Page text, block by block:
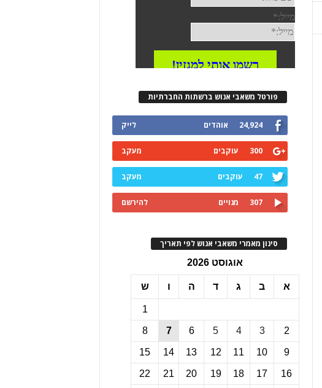
פורטל משאבי אנוש ברשתות החברתיות
24,924 אוהדים לייק
300 עוקבים מעקב
47 עוקבים מעקב
307 מנויים להירשם
סינון מאמרי משאבי אנוש לפי תאריך
אוגוסט 2026
א ב ג ד ה ו ש
1
2
3
4
5
6
7
8
9
10
11
12
13
14
15
16
17
18
19
20
21
22